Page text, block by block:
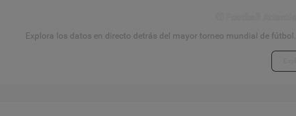
Explora los datos en directo detrás del mayor torneo mundial de fútbol.